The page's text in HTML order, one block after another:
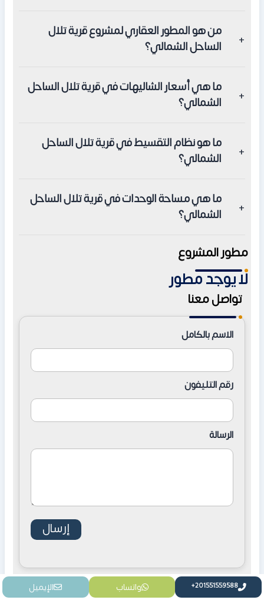
بطول 1500 متر. من هو المطور العقاري لمشروع قرية تلال
الساحل الشمالي؟
التي انطلقت منذ عام 1997.
ما هي أسعار الشاليهات في قرية تلال الساحل
الشمالي؟
جنيه مصري وتختلف حسب المرحلة والمساحة.
ما هو نظام التقسيط في قرية تلال الساحل
الشمالي؟
على 7 سنوات.
ما هي مساحة الوحدات في قرية تلال الساحل
الشمالي؟
مربع للتوين هاوس، و 302 متر مربع للفلل المستقلة.
مطور المشروع
لا يوجد مطور
تواصل معنا
الاسم بالكامل
رقم التليفون
الرسالة
المشاريع ذات الصلة واتساب الإيميل